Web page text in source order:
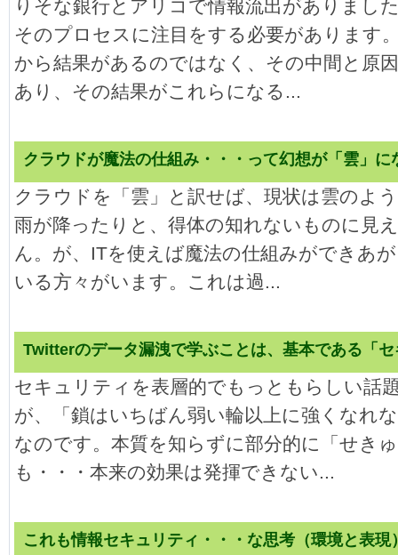
りそな銀行とアリコで情報流出がありまし
そのプロセスに注目をする必要があります
から結果があるのではなく、その中間と原
あり、その結果がこれらになる...
クラウドが魔法の仕組み・・・って幻想が「雲」に
クラウドを「雲」と訳せば、現状は雲のよ
雨が降ったりと、得体の知れないものに見
ん。が、ITを使えば魔法の仕組みができあ
いる方々がいます。これは過...
Twitterのデータ漏洩で学ぶことは、基本である「
セキュリティを表層的でもっともらしい話
が、「鎖はいちばん弱い輪以上に強くなれ
なのです。本質を知らずに部分的に「せき
も・・・本来の効果は発揮できない...
これも情報セキュリティ・・・な思考（環境と表現